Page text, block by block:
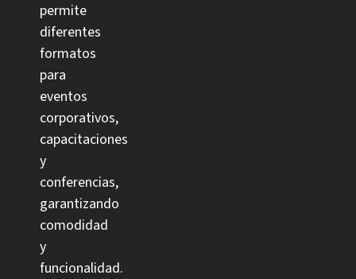
permite
diferentes
formatos
para
eventos
corporativos,
capacitaciones
y
conferencias,
garantizando
comodidad
y
funcionalidad.